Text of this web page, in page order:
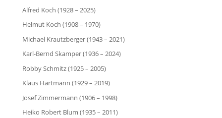
Alfred Koch (1928 – 2025)
Helmut Koch (1908 – 1970)
Michael Krautzberger (1943 – 2021)
Karl-Bernd Skamper (1936 – 2024)
Robby Schmitz (1925 – 2005)
Klaus Hartmann (1929 – 2019)
Josef Zimmermann (1906 – 1998)
Heiko Robert Blum (1935 – 2011)